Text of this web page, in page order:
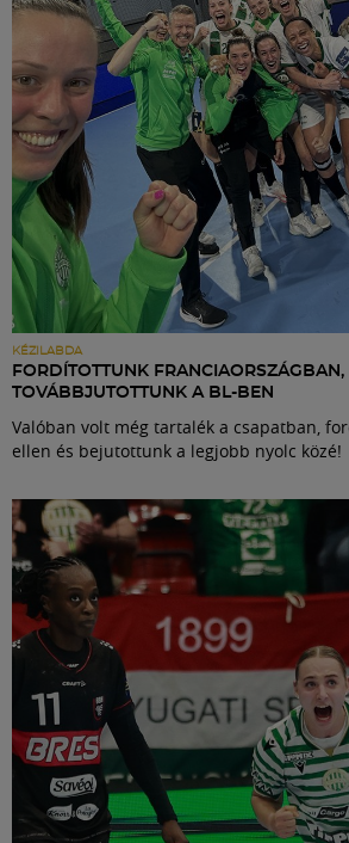
KÉZILABDA
FORDÍTOTTUNK FRANCIAORSZÁGBAN,
TOVÁBBJUTOTTUNK A BL-BEN
Valóban volt még tartalék a csapatban,
ellen és bejutottunk a legjobb nyolc közé!